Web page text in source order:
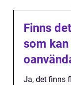
Finns
som
Ja, det finns